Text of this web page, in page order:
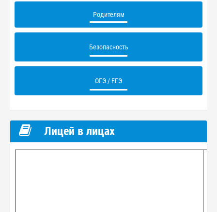
Родителям
Безопасность
ОГЭ / ЕГЭ
Лицей в лицах